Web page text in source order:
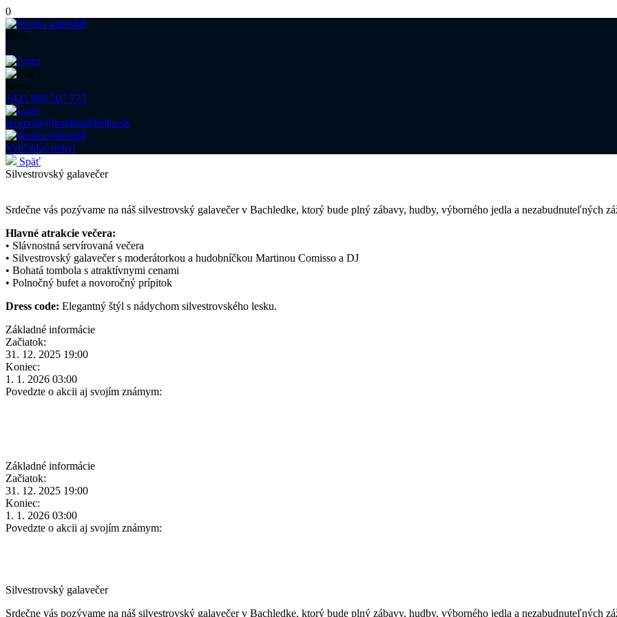
0
Menu
Menu
+421 908 507 773
recepcia@hotelbachledka.sk
Vyhľadať pobyt
Späť
Silvestrovský galavečer
Srdečne vás pozývame na náš silvestrovský galavečer v Bachledke, ktorý bude plný zábavy, hudby, výborného jedla a nezabudnuteľných
Hlavné atrakcie večera:
• Slávnostná servírovaná večera
• Silvestrovský galavečer s moderátorkou a hudobníčkou Martinou Comisso a DJ
• Bohatá tombola s atraktívnymi cenami
• Polnočný bufet a novoročný prípitok
Dress code: Elegantný štýl s nádychom silvestrovského lesku.
Základné informácie
Začiatok:
31. 12. 2025 19:00
Koniec:
1. 1. 2026 03:00
Povedzte o akcii aj svojím známym:
Základné informácie
Začiatok:
31. 12. 2025 19:00
Koniec:
1. 1. 2026 03:00
Povedzte o akcii aj svojím známym:
Silvestrovský galavečer
Srdečne vás pozývame na náš silvestrovský galavečer v Bachledke, ktorý bude plný zábavy, hudby, výborného jedla a nezabudnuteľných